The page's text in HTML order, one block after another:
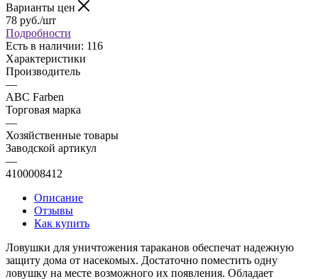
Варианты цен
78 руб./шт
Подробности
Есть в наличии: 116
Характеристики
Производитель
—
ABC Farben
Торговая марка
—
Хозяйственные товары
Заводской артикул
—
4100008412
Описание
Отзывы
Как купить
Ловушки для уничтожения тараканов обеспечат надежную
защиту дома от насекомых. Достаточно поместить одну
ловушку на месте возможного их появления. Обладает